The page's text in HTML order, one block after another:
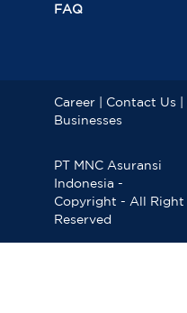
FAQ
Career| Contact Us
Businesses
PT MNC Asuransi
Indonesia -
Copyright - All Right
Reserved